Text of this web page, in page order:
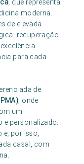
, que representa
moderna.
de elevada
recuperação
para cada
de
, onde
um
e personalizado.
e, por isso,
casal, com